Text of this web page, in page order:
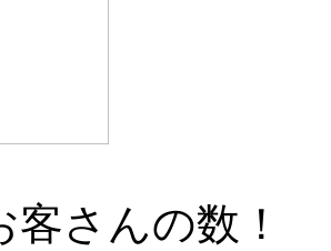
さんの数！